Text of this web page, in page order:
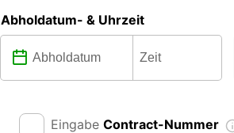
Abholdatum- & Uhrzeit
Eingabe Contract-Nummer